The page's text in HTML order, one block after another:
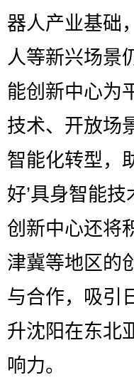
器人产业基础
人等新兴场景
能创新中心为
技术、开放场
智能化转型，
好’具身智能
创新中心还将
津冀等地区的
与合作，吸引
升沈阳在东北
响力。